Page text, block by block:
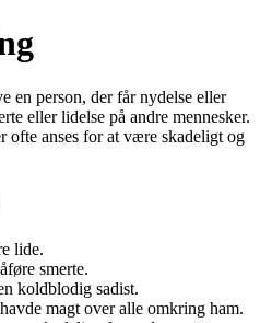
en person, der får nydelse eller
eller lidelse på andre mennesker.
ofte anses for at være skadeligt og
lide.
smerte.
koldblodig sadist.
magt over alle omkring ham.